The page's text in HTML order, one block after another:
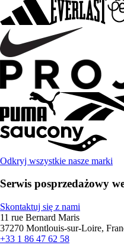
Odkryj wszystkie nasze marki
Serwis posprzedażowy
Skontaktuj się z nami
11 rue Bernard Maris
37270 Montlouis-sur-Loire,
+33 1 86 47 62 58